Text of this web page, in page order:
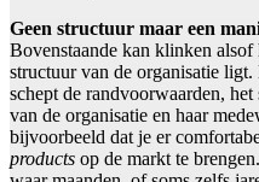
Geen structuur maar een
Bovenstaande kan klinken
structuur van de organisatie
schept de randvoorwaarden,
van de organisatie en haar
bijvoorbeeld dat je er
products op de markt te